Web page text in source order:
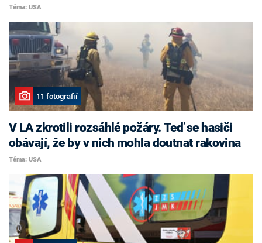
Téma: USA
11 fotografií
V LA zkrotili rozsáhlé požáry. Teď se hasiči
obávají, že by v nich mohla doutnat rakovina
Téma: USA